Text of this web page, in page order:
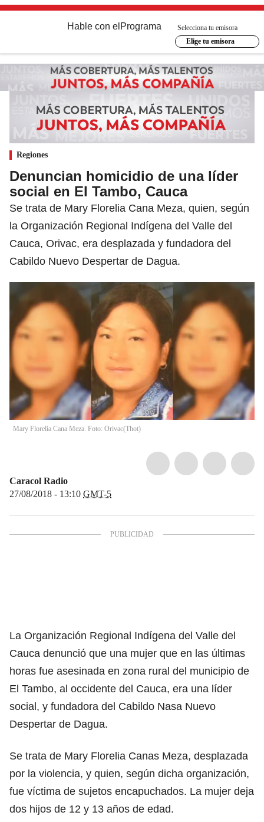
Hable con el Programa
Selecciona tu emisora
Elige tu emisora
Regiones
Denuncian homicidio de una líder
social en El Tambo, Cauca
Se trata de Mary Florelia Cana Meza, quien, según
la Organización Regional Indígena del Valle del
Cauca, Orivac, era desplazada y fundadora del
Cabildo Nuevo Despertar de Dagua.
Mary Florelia Cana Meza. Foto: Orivac(Thot)
Caracol Radio
27/08/2018 - 13:10 GMT-5
La Organización Regional Indígena del Valle del
Cauca denunció que una mujer que en las últimas
horas fue asesinada en zona rural del municipio de
El Tambo, al occidente del Cauca, era una líder
social, y fundadora del Cabildo Nasa Nuevo
Despertar de Dagua.
Se trata de Mary Florelia Canas Meza, desplazada
por la violencia, y quien, según dicha organización,
fue víctima de sujetos encapuchados. La mujer deja
dos hijos de 12 y 13 años de edad.